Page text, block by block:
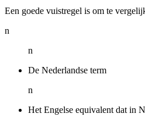
Een goede vuistregel is om te
n
n
De Nederlandse term
n
Het Engelse equivalent dat in